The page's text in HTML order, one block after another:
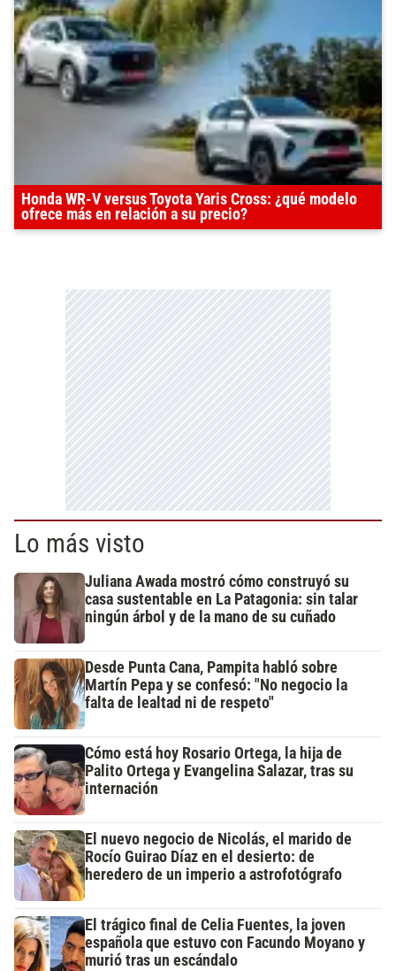
Honda WR-V versus Toyota Yaris Cross: ¿qué modelo
ofrece más en relación a su precio?
Lo más visto
Juliana Awada mostró cómo construyó su
casa sustentable en La Patagonia: sin talar
ningún árbol y de la mano de su cuñado
Desde Punta Cana, Pampita habló sobre
Martín Pepa y se confesó: "No negocio la
falta de lealtad ni de respeto"
Cómo está hoy Rosario Ortega, la hija de
Palito Ortega y Evangelina Salazar, tras su
internación
El nuevo negocio de Nicolás, el marido de
Rocío Guirao Díaz en el desierto: de
heredero de un imperio a astrofotógrafo
El trágico final de Celia Fuentes, la joven
española que estuvo con Facundo Moyano y
murió tras un escándalo